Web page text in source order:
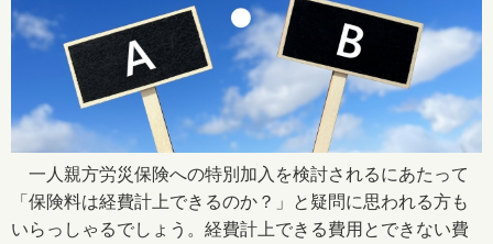
一人親方労災保険への特別加入を検討されるにあたって
「保険料は経費計上できるのか？」と疑問に思われる方も
いらっしゃるでしょう。経費計上できる費用とできない費